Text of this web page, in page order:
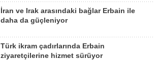
İran ve Irak arasındaki bağlar Erbain ile
daha da güçleniyor
Türk ikram çadırlarında Erbain
ziyaretçilerine hizmet sürüyor